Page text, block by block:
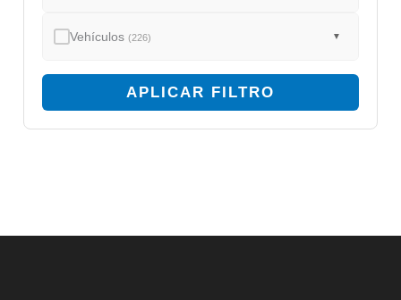
Vehículos(226) ▼
APLICAR FILTRO